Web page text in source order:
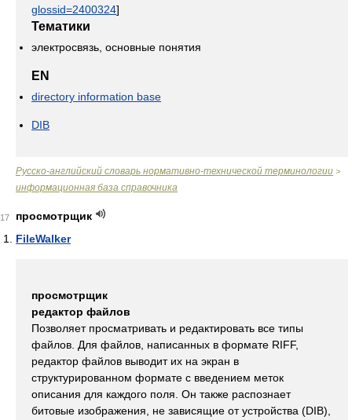
glossid=2400324]
Тематики
электросвязь, основные понятия
EN
directory information base
DIB
Русско-английский словарь нормативно-технической терминологии >
информационная база справочника
17
просмотрщик
FileWalker
просмотрщик
редактор файлов
Позволяет просматривать и редактировать все типы
файлов. Для файлов, написанных в формате RIFF,
редактор файлов выводит их на экран в
структурированном формате с введением меток
описания для каждого поля. Он также распознает
битовые изображения, не зависящие от устройства (DIB),